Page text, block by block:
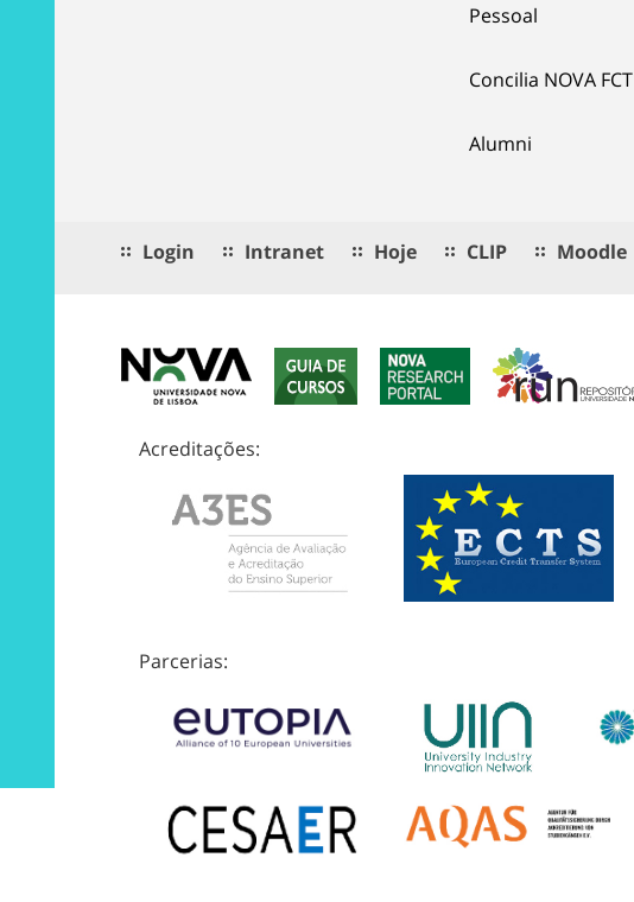
Pessoal
Concilia NOVA FCT
Alumni
Login Intranet Hoje CLIP Moodle
Acreditações:
Parcerias: